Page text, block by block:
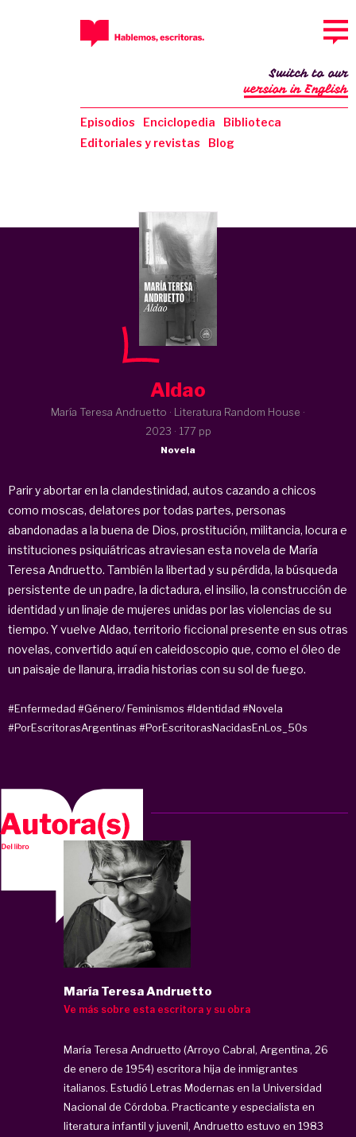
Episodios Enciclopedia
Biblioteca
Editoriales y revistas
Blog
Switch to our
version in English
Aldao
María Teresa Andruetto · Literatura Random House ·
2023 · 177 pp
Novela
Parir y abortar en la clandestinidad, autos cazando a chicos
como moscas, delatores por todas partes, personas
abandonadas a la buena de Dios, prostitución, militancia, locura e
instituciones psiquiátricas atraviesan esta novela de María
Teresa Andruetto. También la libertad y su pérdida, la búsqueda
persistente de un padre, la dictadura, el insilio, la construcción de
identidad y un linaje de mujeres unidas por las violencias de su
tiempo. Y vuelve Aldao, territorio ficcional presente en sus otras
novelas, convertido aquí en caleidoscopio que, como el óleo de
un paisaje de llanura, irradia historias con su sol de fuego.
#Enfermedad #Género/ Feminismos #Identidad #Novela
#PorEscritorasArgentinas #PorEscritorasNacidasEnLos_50s
María Teresa Andruetto
Ve más sobre esta escritora y su obra
María Teresa Andruetto (Arroyo Cabral, Argentina, 26
de enero de 1954) escritora hija de inmigrantes
italianos. Estudió Letras Modernas en la Universidad
Nacional de Córdoba. Practicante y especialista en
literatura infantil y juvenil, Andruetto estuvo en 1983